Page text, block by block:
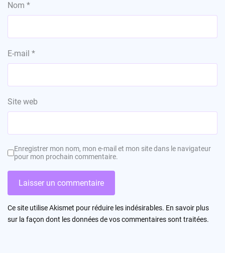
Nom *
E-mail *
Site web
Enregistrer mon nom, mon e-mail et mon site dans le navigateur
pour mon prochain commentaire.
Ce site utilise Akismet pour réduire les indésirables. En savoir plus
sur la façon dont les données de vos commentaires sont traitées.